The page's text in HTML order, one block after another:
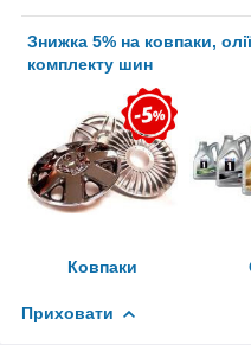
Знижка 5% на ковпаки,
комплекту шин
Ковпаки
Приховати